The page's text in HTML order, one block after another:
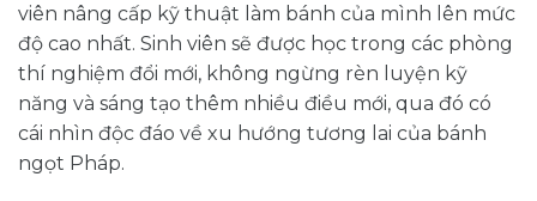
viên nâng cấp kỹ thuật làm bánh của mình lên mức
độ cao nhất. Sinh viên sẽ được học trong các phòng
thí nghiệm đổi mới, không ngừng rèn luyện kỹ
năng và sáng tạo thêm nhiều điều mới, qua đó có
cái nhìn độc đáo về xu hướng tương lai của bánh
ngọt Pháp.